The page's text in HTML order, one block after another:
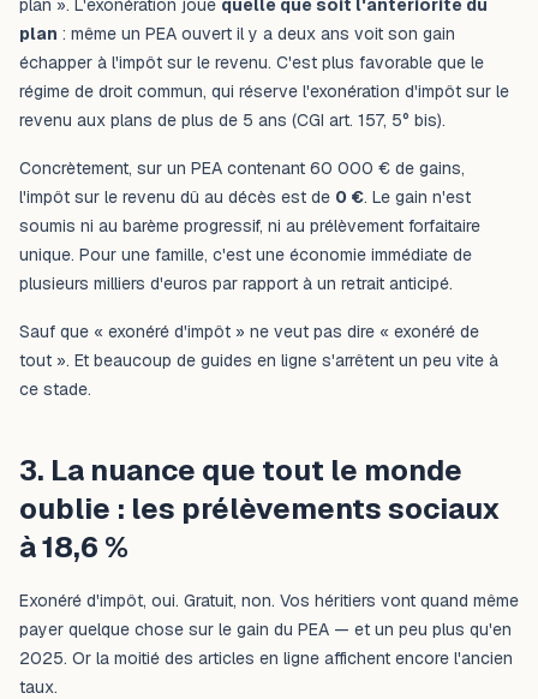
plan : même un PEA ouvert il y a deux ans voit son gain
échapper à l'impôt sur le revenu. C'est plus favorable que le
régime de droit commun, qui réserve l'exonération d'impôt sur le
revenu aux plans de plus de 5 ans (CGI art. 157, 5° bis).
Concrètement, sur un PEA contenant 60 000 € de gains,
l'impôt sur le revenu dû au décès est de 0 €. Le gain n'est
soumis ni au barème progressif, ni au prélèvement forfaitaire
unique. Pour une famille, c'est une économie immédiate de
plusieurs milliers d'euros par rapport à un retrait anticipé.
Sauf que « exonéré d'impôt » ne veut pas dire « exonéré de
tout ». Et beaucoup de guides en ligne s'arrêtent un peu vite à
ce stade.
3. La nuance que tout le monde
oublie : les prélèvements sociaux
à 18,6 %
Exonéré d'impôt, oui. Gratuit, non. Vos héritiers vont quand même
payer quelque chose sur le gain du PEA — et un peu plus qu'en
2025. Or la moitié des articles en ligne affichent encore l'ancien
taux.